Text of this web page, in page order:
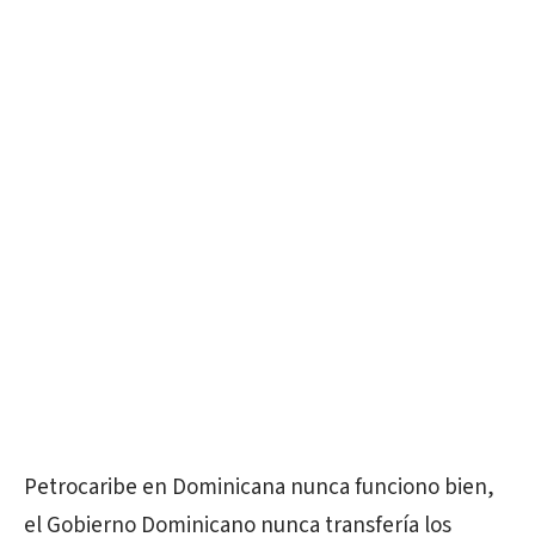
Petrocaribe en Dominicana nunca funciono bien,
el Gobierno Dominicano nunca transfería los